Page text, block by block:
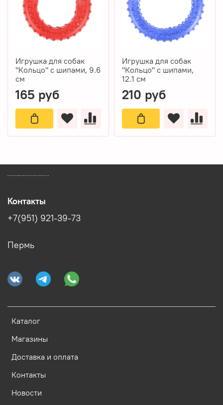
Игрушка для собак
"Кольцо" с шипами, 9.6
см
165 руб
Игрушка для собак
"Кольцо" с шипами,
12.1 см
210 руб
Каталог
Магазины
Доставка и оплата
Контакты
Новости
Контакты
+7(951) 921-39-73
Пермь